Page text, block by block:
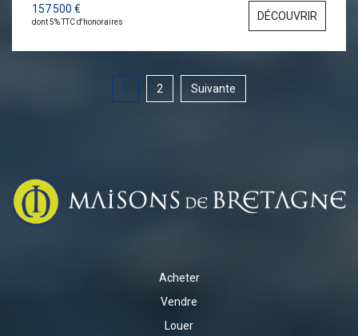
possibilité de 15 à 20 m² environ supplémentaires à
l'étage. L'ensemble de l'intérieur est à créer à vos gouts et
en fonction de vos besoins. Cet ensemble est complété
d'une dépendance en pierres sous bac-acier sur un terrain
157 500 €
dont 5% TTC d'honoraires DÉCOUVRIR
1 2 Suivante
Acheter
Vendre
Louer